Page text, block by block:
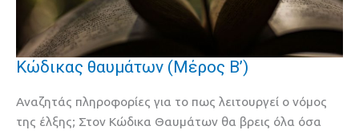
Kώδικας θαυμάτων (Μέρος B’)
Αναζητάς πληροφορίες για το πως λειτουργεί ο νόμος
της έλξης; Στον Κώδικα Θαυμάτων θα βρεις όλα όσα
Kώδικας
(Μέρος
B’)